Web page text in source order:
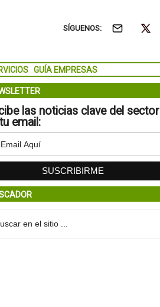
SÍGUENOS:
GUÍA EMPRESAS
las noticias clave del sector
email: